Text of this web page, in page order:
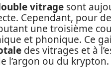
vitrage sont
Cependant, pour
une troisième
et phonique. Ce
des vitrages et à
l’argon ou du krypton.